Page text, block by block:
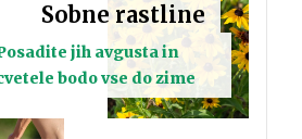
Sobne rastline
jih avgusta in
bodo vse do zime